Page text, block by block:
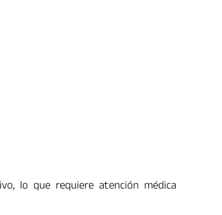
lo que requiere atención médica